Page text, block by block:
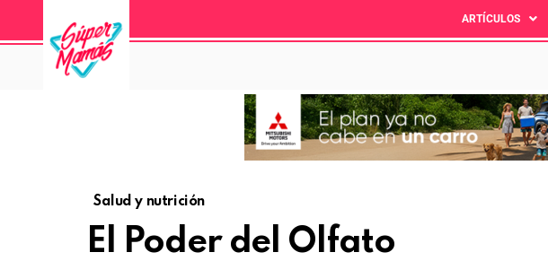
ARTÍCULOS
Salud y nutrición
El Poder del Olfato